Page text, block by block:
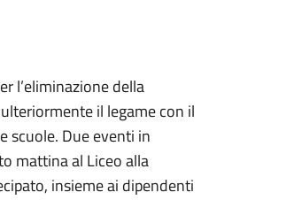
l’eliminazione della
il legame con il
scuole. Due eventi in
mattina al Liceo alla
insieme ai dipendenti